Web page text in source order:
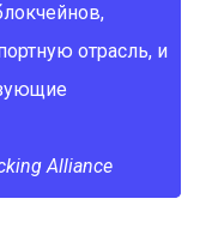
отрасль, и
Alliance